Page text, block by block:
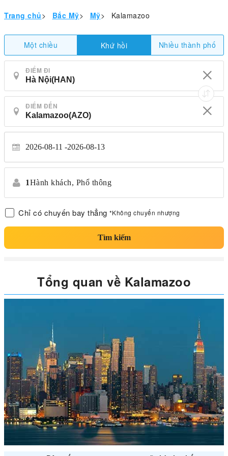
Trang chủ> Bắc Mỹ> Mỹ> Kalamazoo
Một chiều Khứ hồi Nhiều thành phố
ĐIỂM ĐI
ĐIỂM ĐẾN
2026-08-11 2026-08-13
1Hành khách, Phổ thông
Chỉ có chuyến bay thẳng *Không chuyển nhượng
Tìm kiếm
Tổng quan về Kalamazoo